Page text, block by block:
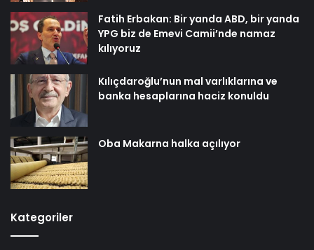
Fatih Erbakan: Bir yanda ABD, bir yanda
YPG biz de Emevi Camii’nde namaz
kılıyoruz
Kılıçdaroğlu’nun mal varlıklarına ve
banka hesaplarına haciz konuldu
Oba Makarna halka açılıyor
Kategoriler